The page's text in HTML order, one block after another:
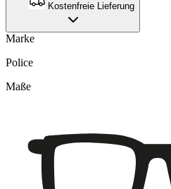
Kostenfreie Lieferung
Marke
Police
Maße